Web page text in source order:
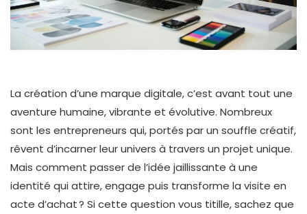
La création d’une marque digitale, c’est avant tout une
aventure humaine, vibrante et évolutive. Nombreux
sont les entrepreneurs qui, portés par un souffle créatif,
rêvent d’incarner leur univers à travers un projet unique.
Mais comment passer de l’idée jaillissante à une
identité qui attire, engage puis transforme la visite en
acte d’achat ? Si cette question vous titille, sachez que